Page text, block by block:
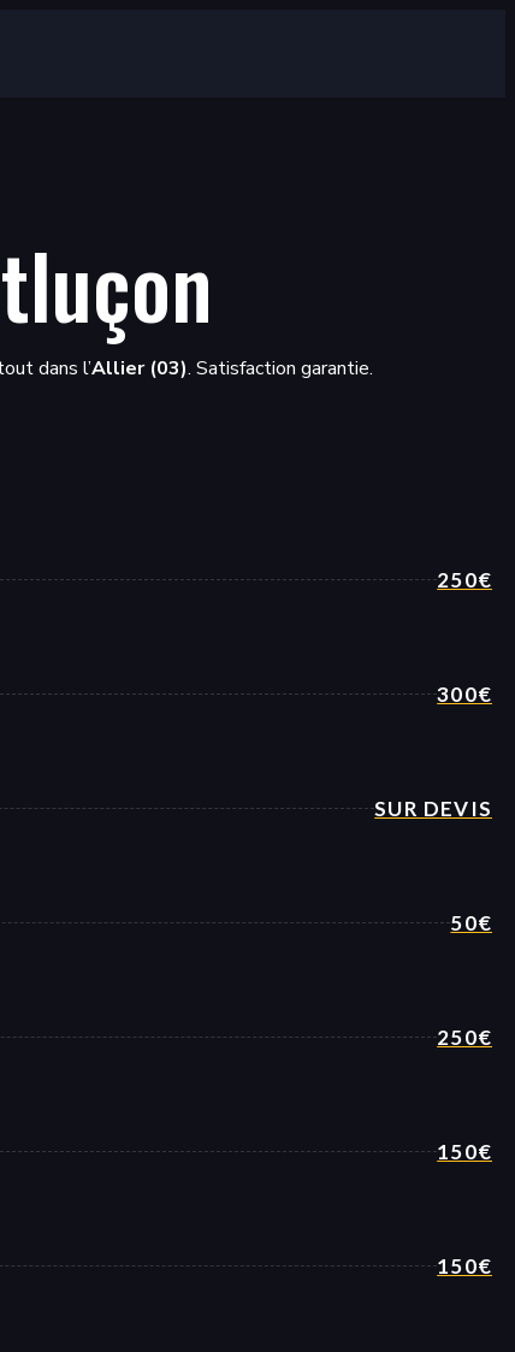
dans l’Allier (03). Satisfaction garantie.
250€
300€
SUR DEVIS
50€
250€
150€
150€